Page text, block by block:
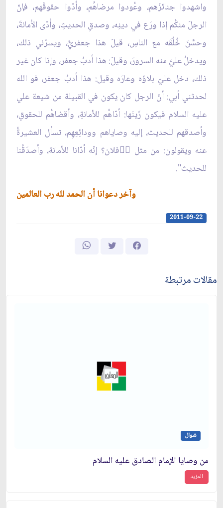
واشهدوا جنائزَهم، وعُودوا مرضاهُم، وأدّوا حقوقَهم، فإنّ
الرجلَ منكُم إذا ورَع في دينِه، وصدقِ الحديثِ، وأدّى الأمانةَ،
وحسَّنَ خُلُقَه مع الناسِ، قيلَ هذا جعفريٌّ، ويسرّني ذلك،
ويدخلُ عليَّ منه السرورَ، وقيلَ: هذا أدبُ جعفر، وإذا كان غير
ذلك، دخل عليّ بلاؤه وعارَه وقيل: هذا أدبُ جعفر، فو الله
لحدثني أبي: أنّ الرجل كان يكون في القبيلة من شيعة علي
عليه السلام فيكون زَينَها: أدّاهُم للأمانةِ، وأقضاهُم للحقوقِ،
وأصدقهم للحديث، إليه وصاياهم وودائِعِهِم، تسأل العشيرةُ
عنه ويقولون: من مثل ُُفلان؟ إنّه أدّانا للأمانة، وأصدَقُنا
للحديث".
وآخر دعوانا أن الحمد لله رب العالمين
2011-09-22
مقالات مرتبطة
شوال
من وصايا الإمام الصادق عليه السلام
المزيد